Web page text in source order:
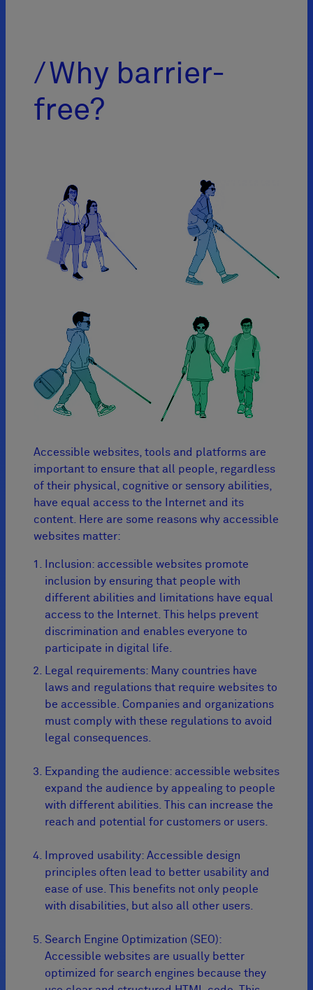
Why barrier-
free?
Accessible websites, tools and platforms are
important to ensure that all people, regardless
of their physical, cognitive or sensory abilities,
have equal access to the Internet and its
content. Here are some reasons why accessible
websites matter:
Inclusion: accessible websites promote
inclusion by ensuring that people with
different abilities and limitations have equal
access to the Internet. This helps prevent
discrimination and enables everyone to
participate in digital life.
Legal requirements: Many countries have
laws and regulations that require websites to
be accessible. Companies and organizations
must comply with these regulations to avoid
legal consequences.
Expanding the audience: accessible websites
expand the audience by appealing to people
with different abilities. This can increase the
reach and potential for customers or users.
Improved usability: Accessible design
principles often lead to better usability and
ease of use. This benefits not only people
with disabilities, but also all other users.
Search Engine Optimization (SEO):
Accessible websites are usually better
optimized for search engines because they